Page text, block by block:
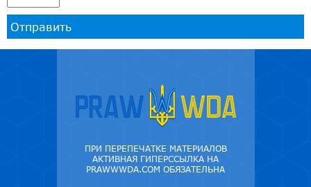
Отправить
ПРИ ПЕРЕПЕЧАТКЕ МАТЕРИАЛОВ
АКТИВНАЯ ГИПЕРССЫЛКА НА
PRAWWWDA.COM ОБЯЗАТЕЛЬНА